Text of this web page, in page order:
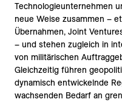
Technologieunternehmen
neue Weise zusammen –
Übernahmen, Joint
– und stehen zugleich in
von militärischen
Gleichzeitig führen
dynamisch entwickelnde
wachsenden Bedarf an